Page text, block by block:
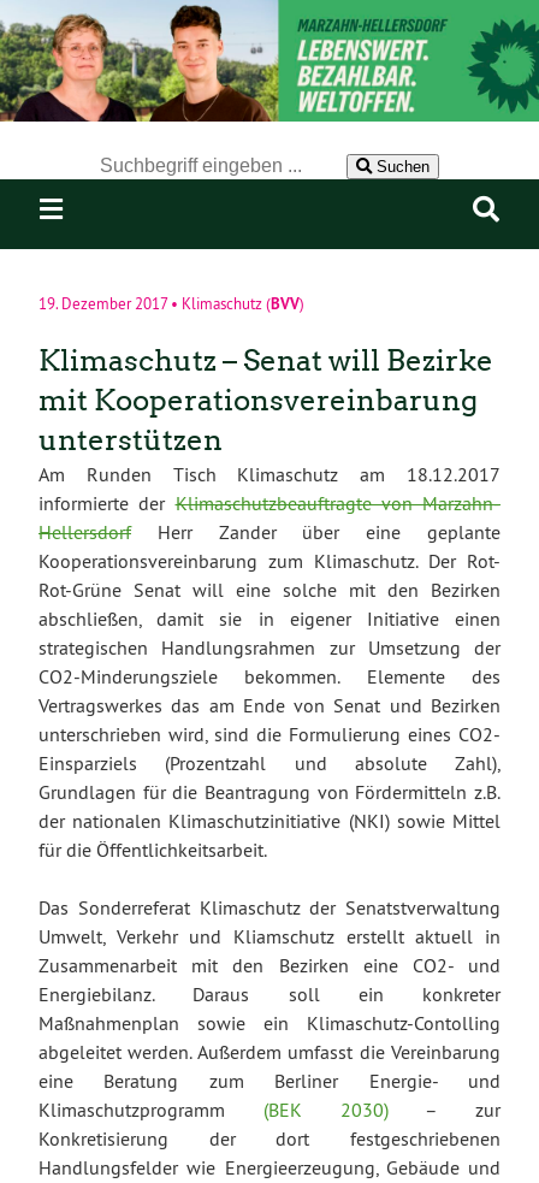
Suchen
19. Dezember 2017• Klimaschutz(BVV)
Klimaschutz – Senat will Bezirke
mit Kooperationsvereinbarung
unterstützen
Am Runden Tisch Klimaschutz am 18.12.2017
informierte derKlimaschutzbeauftragte von Marzahn-
HellersdorfHerr Zander über eine geplante
Kooperationsvereinbarung zum Klimaschutz. Der Rot-
Rot-Grüne Senat will eine solche mit den Bezirken
abschließen, damit sie in eigener Initiative einen
strategischen Handlungsrahmen zur Umsetzung der
CO2-Minderungsziele bekommen. Elemente des
Vertragswerkes das am Ende von Senat und Bezirken
unterschrieben wird, sind die Formulierung eines CO2-
Einsparziels (Prozentzahl und absolute Zahl),
Grundlagen für die Beantragung von Fördermitteln z.B.
der nationalen Klimaschutzinitiative (NKI) sowie Mittel
für die Öffentlichkeitsarbeit.
Das Sonderreferat Klimaschutz der Senatstverwaltung
Umwelt, Verkehr und Kliamschutz erstellt aktuell in
Zusammenarbeit mit den Bezirken eine CO2- und
Energiebilanz. Daraus soll ein konkreter
Maßnahmenplan sowie ein Klimaschutz-Contolling
abgeleitet werden. Außerdem umfasst die Vereinbarung
eine Beratung zum Berliner Energie- und
Klimaschutzprogramm (BEK 2030)– zur
Konkretisierung der dort festgeschriebenen
Handlungsfelder wie Energieerzeugung, Gebäude und